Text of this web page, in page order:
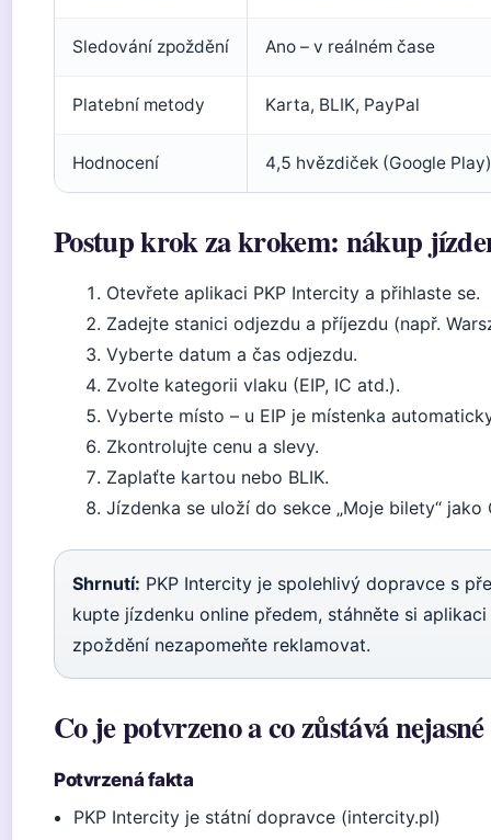
Sledování zpoždění Ano – v reálném čase
Platební metody Karta, BLIK, PayPal
Hodnocení 4,5 hvězdiček (Google Play)
Postup krok za krokem: nákup
Otevřete aplikaci PKP Intercity a přihlaste se.
Zadejte stanici odjezdu a příjezdu (např.
Vyberte datum a čas odjezdu.
Zvolte kategorii vlaku (EIP, IC atd.).
Vyberte místo – u EIP je místenka
Zkontrolujte cenu a slevy.
Zaplaťte kartou nebo BLIK.
Jízdenka se uloží do sekce „Moje bilety“ jako
Shrnutí: PKP Intercity je spolehlivý dopravce s
kupte jízdenku online předem, stáhněte si
zpoždění nezapomeňte reklamovat.
Co je potvrzeno a co zůstává nejasné
Potvrzená fakta
PKP Intercity je státní dopravce (intercity.pl)